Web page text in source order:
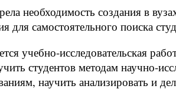
необходимость создания в
для самостоятельного поиска
учебно-исследовательская
студентов методам научно-
научить анализировать и